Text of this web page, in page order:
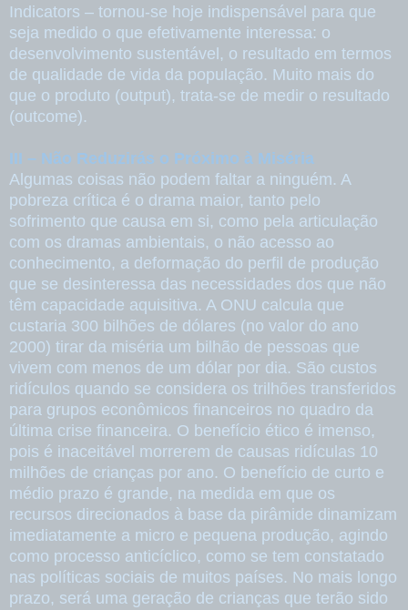
Indicators – tornou-se hoje indispensável para que
seja medido o que efetivamente interessa: o
desenvolvimento sustentável, o resultado em termos
de qualidade de vida da população. Muito mais do
que o produto (output), trata-se de medir o resultado
(outcome).
III – Não Reduzirás o Próximo à Miséria
Algumas coisas não podem faltar a ninguém. A
pobreza crítica é o drama maior, tanto pelo
sofrimento que causa em si, como pela articulação
com os dramas ambientais, o não acesso ao
conhecimento, a deformação do perfil de produção
que se desinteressa das necessidades dos que não
têm capacidade aquisitiva. A ONU calcula que
custaria 300 bilhões de dólares (no valor do ano
2000) tirar da miséria um bilhão de pessoas que
vivem com menos de um dólar por dia. São custos
ridículos quando se considera os trilhões transferidos
para grupos econômicos financeiros no quadro da
última crise financeira. O benefício ético é imenso,
pois é inaceitável morrerem de causas ridículas 10
milhões de crianças por ano. O benefício de curto e
médio prazo é grande, na medida em que os
recursos direcionados à base da pirâmide dinamizam
imediatamente a micro e pequena produção, agindo
como processo anticíclico, como se tem constatado
nas políticas sociais de muitos países. No mais longo
prazo, será uma geração de crianças que terão sido